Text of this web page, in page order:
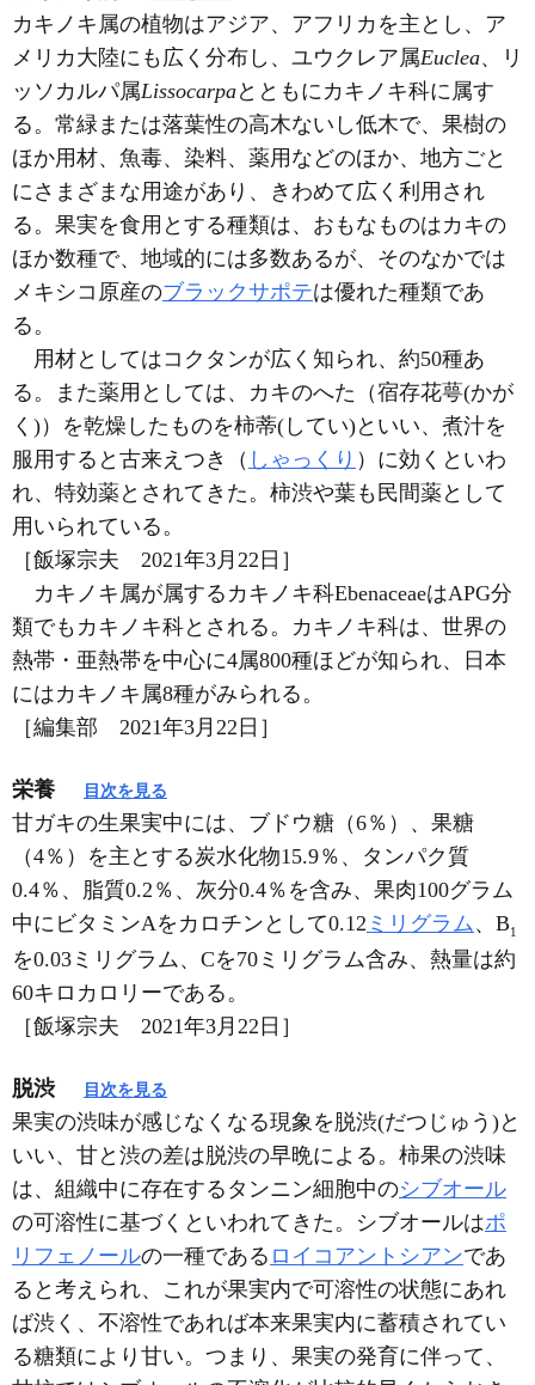
カキノキ属の植物はアジア、アフリカを主とし、ア
メリカ大陸にも広く分布し、ユウクレア属Euclea、リ
ッソカルパ属Lissocarpaとともにカキノキ科に属す
る。常緑または落葉性の高木ないし低木で、果樹の
ほか用材、魚毒、染料、薬用などのほか、地方ごと
にさまざまな用途があり、きわめて広く利用され
る。果実を食用とする種類は、おもなものはカキの
ほか数種で、地域的には多数あるが、そのなかでは
メキシコ原産のブラックサポテは優れた種類であ
る。
用材としてはコクタンが広く知られ、約50種あ
る。また薬用としては、カキのへた（宿存花萼(かが
く)）を乾燥したものを柿蒂(してい)といい、煮汁を
服用すると古来えつき（ しゃっくり ）に効くといわ
れ、特効薬とされてきた。柿渋や葉も民間薬として
用いられている。
［飯塚宗夫 2021年3月22日］
カキノキ属が属するカキノキ科EbenaceaeはAPG分
類でもカキノキ科とされる。カキノキ科は、世界の
熱帯・亜熱帯を中心に4属800種ほどが知られ、日本
にはカキノキ属8種がみられる。
［編集部 2021年3月22日］
栄養 目次を見る
甘ガキの生果実中には、ブドウ糖（6％）、果糖
（4％）を主とする炭水化物15.9％、タンパク質
0.4％、脂質0.2％、灰分0.4％を含み、果肉100グラム
中にビタミンAをカロチンとして0.12 ミリグラム、B1
を0.03ミリグラム、Cを70ミリグラム含み、熱量は約
60キロカロリーである。
［飯塚宗夫 2021年3月22日］
脱渋 目次を見る
果実の渋味が感じなくなる現象を脱渋(だつじゅう)と
いい、甘と渋の差は脱渋の早晩による。柿果の渋味
は、組織中に存在するタンニン細胞中のシブオール
の可溶性に基づくといわれてきた。シブオールはポ
リフェノールの一種である ロイコアントシアンであ
ると考えられ、これが果実内で可溶性の状態にあれ
ば渋く、不溶性であれば本来果実内に蓄積されてい
る糖類により甘い。つまり、果実の発育に伴って、